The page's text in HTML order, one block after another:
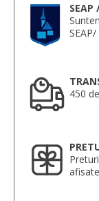
SEAP
SEAP/
450